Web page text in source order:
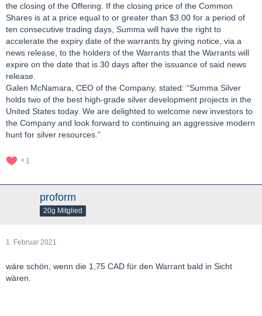
the closing of the Offering. If the closing price of the Common
Shares is at a price equal to or greater than $3.00 for a period of
ten consecutive trading days, Summa will have the right to
accelerate the expiry date of the warrants by giving notice, via a
news release, to the holders of the Warrants that the Warrants will
expire on the date that is 30 days after the issuance of said news
release.
Galen McNamara, CEO of the Company, stated: “Summa Silver
holds two of the best high-grade silver development projects in the
United States today. We are delighted to welcome new investors to
the Company and look forward to continuing an aggressive modern
hunt for silver resources.”
1
proform
20g Mitglied
1. Februar 2021
wäre schön, wenn die 1,75 CAD für den Warrant bald in Sicht
wären.